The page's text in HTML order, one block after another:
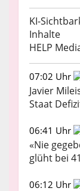
KI-
Inhalte
HELP
07:02 Uhr
Javier
Staat
06:41 Uhr
«Nie
glüht bei
06:12 Uhr